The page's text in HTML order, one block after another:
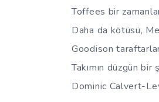
Toffees bir
Daha da kötüsü,
Goodison
Takımın düzgün
Dominic Calvert-